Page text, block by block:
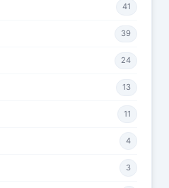
41
39
24
13
11
4
3